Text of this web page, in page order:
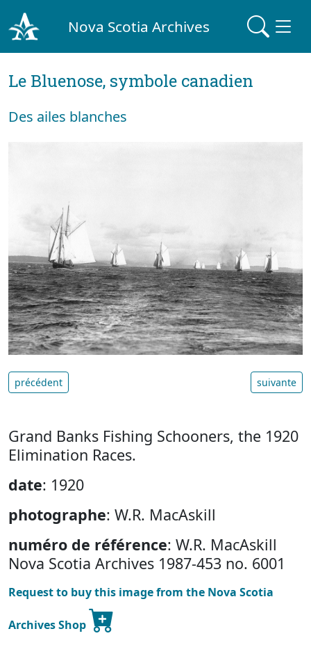
Nova Scotia Archives
Le Bluenose, symbole canadien
Des ailes blanches
précédent suivante
Grand Banks Fishing Schooners, the 1920
Elimination Races.
date: 1920
photographe: W.R. MacAskill
numéro de référence: W.R. MacAskill
Nova Scotia Archives 1987-453 no. 6001
Request to buy this image from the Nova Scotia
Archives Shop